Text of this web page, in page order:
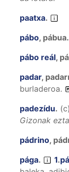
paatxa.
pábo, pábua.
pábo reál,
padar,
burladeroa.
padezídu. (c
Gizonak
pádrino,
pága. 1.